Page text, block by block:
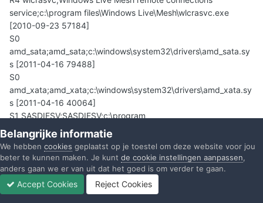
service;c:\program files\Windows Live\Mesh\wlcrasvc.exe
[2010-09-23 57184]
S0
amd_sata;amd_sata;c:\windows\system32\drivers\amd_sata.sy
s [2011-04-16 79488]
S0
amd_xata;amd_xata;c:\windows\system32\drivers\amd_xata.sy
s [2011-04-16 40064]
S1 SASDIFSV;SASDIFSV;c:\program
files\SUPERAntiSpyware\SASDIFSV64.SYS [2011-07-22 14928]
S1 SAS***IL;SAS***IL;c:\program
files\SUPERAntiSpyware\SAS***IL64.SYS [2011-07-12 12368]
S1 vwififlt;Virtual WiFi Filter
Driver;c:\windows\system32\DRIVERS\vwififlt.sys [2009-07-14
59904]
Belangrijke informatie
We hebben cookies geplaatst op je toestel om deze website voor jou
beter te kunnen maken. Je kunt de cookie instellingen aanpassen,
anders gaan we er van uit dat het goed is om verder te gaan.
Accept Cookies Reject Cookies
Ongelezen